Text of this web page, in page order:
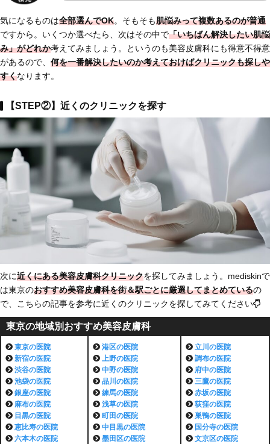
気になるものは全部選んでOK。そもそも肌悩みって複数あるのが普通
ですから。いくつか選べたら、次はその中で「いちばん解決したい肌悩
み」がどれか考えてみましょう。というのも美容皮膚科にも得意不得意
があるので、 何を一番解決したいのか考えておけばクリニックも探しや
すくなります。
【STEP②】近くのクリニックを探す
次に近くにある美容皮膚科クリニックを探してみましょう。mediskinで
は東京のおすすめ美容皮膚科を街＆駅ごとに厳選してまとめているの
で、こちらの記事を参考に近くのクリニックを探してみてください
東京の地域別おすすめ美容皮膚科
東京の医院
新宿の医院
渋谷の医院
池袋の医院
銀座の医院
麻布の医院
目黒の医院
恵比寿の医院
六本木の医院
港区の医院
上野の医院
中野の医院
品川 の医院
練馬の医院
浅草の医院
町田の医院
中目黒の医院
墨田区の医院
立川 の医院
調布の医院
府中の医院
三鷹の医院
赤坂の医院
荻窪の医院
巣鴨の医院
国分寺の医院
文京区の医院